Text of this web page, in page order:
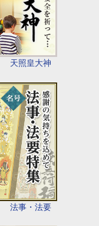
天照皇大神
法事・法要